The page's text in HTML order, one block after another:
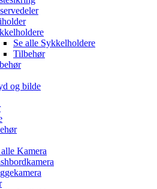
Se alle Sykkelholdere
Tilbehør
og bilde
alle Kamera